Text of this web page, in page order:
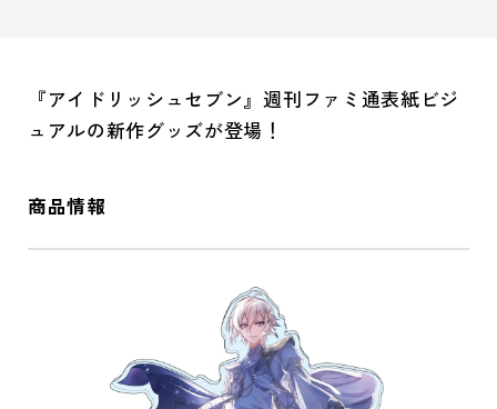
『アイドリッシュセブン』週刊ファミ通表紙ビジ
ュアルの新作グッズが登場！
商品情報